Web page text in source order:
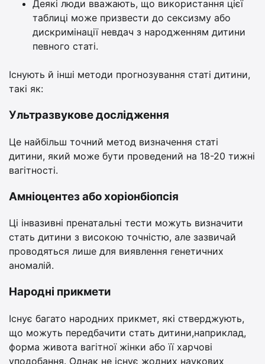
Деякі люди вважають, що використання цієї
таблиці може призвести до сексизму або
дискримінації невдач з народженням дитини
певного статі.
Існують й інші методи прогнозування статі дитини,
такі як:
Ультразвукове дослідження
Це найбільш точний метод визначення статі
дитини, який може бути проведений на 18-20 тижні
вагітності.
Амніоцентез або хоріонбіопсія
Ці інвазивні пренатальні тести можуть визначити
стать дитини з високою точністю, але зазвичай
проводяться лише для виявлення генетичних
аномалій.
Народні прикмети
Існує багато народних прикмет, які стверджують,
що можуть передбачити стать дитини,наприклад,
форма живота вагітної жінки або її харчові
уподобання. Однак не існує жодних наукових